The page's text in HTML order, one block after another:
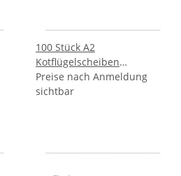
100 Stück A2
Kotflügelscheiben
Produktklasse C (g)
5,3x20x1,5 mm
Preise nach Anmeldung
sichtbar